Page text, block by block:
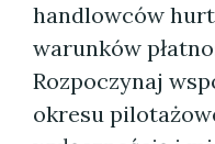
handlowców
warunków
Rozpoczynaj
okresu